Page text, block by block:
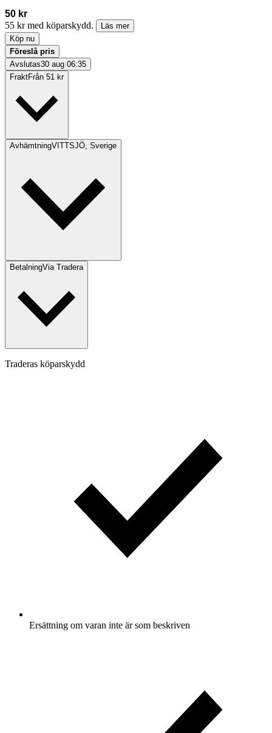
50 kr
55 kr med köparskydd.
Läs mer
Köp nu
Föreslå pris
Avslutas30 aug 06:35
FraktFrån 51 kr
AvhämtningVITTSJÖ, Sverige
BetalningVia Tradera
Traderas köparskydd
Ersättning om varan inte är som beskriven